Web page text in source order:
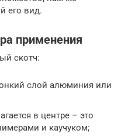
его вид.
применения
скотч:
слой алюминия или
в центре – это
и каучуком;